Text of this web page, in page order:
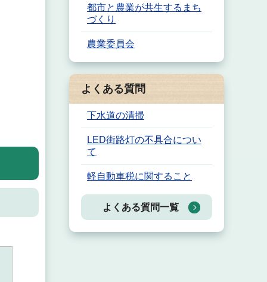
都市と農業が共生するまち
づくり
農業委員会
よくある質問
下水道の清掃
LED街路灯の不具合につい
て
軽自動車税に関すること
よくある質問一覧